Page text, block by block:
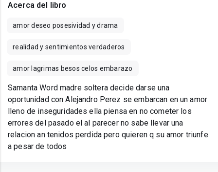
Acerca del libro
amor deseo posesividad y drama
realidad y sentimientos verdaderos
amor lagrimas besos celos embarazo
Samanta Word madre soltera decide darse una
oportunidad con Alejandro Perez se embarcan en un amor
lleno de inseguridades ella piensa en no cometer los
errores del pasado el al parecer no sabe llevar una
relacion an tenidos perdida pero quieren q su amor triunfe
a pesar de todos